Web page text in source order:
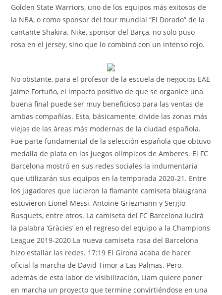
Golden State Warriors, uno de los equipos más exitosos de
la NBA, o como sponsor del tour mundial “El Dorado” de la
cantante Shakira. Nike, sponsor del Barça, no solo puso
rosa en el jersey, sino que lo combinó con un intenso rojo.
No obstante, para el profesor de la escuela de negocios EAE
Jaime Fortuño, el impacto positivo de que se organice una
buena final puede ser muy beneficioso para las ventas de
ambas compañías. Esta, básicamente, divide las zonas más
viejas de las áreas más modernas de la ciudad española.
Fue parte fundamental de la selección española que obtuvo
medalla de plata en los juegos olímpicos de Amberes. El FC
Barcelona mostró en sus redes sociales la indumentaria
que utilizarán sus equipos en la temporada 2020-21. Entre
los jugadores que lucieron la flamante camiseta blaugrana
estuvieron Lionel Messi, Antoine Griezmann y Sergio
Busquets, entre otros. La camiseta del FC Barcelona lucirá
la palabra ‘Gràcies’ en el regreso del equipo a la Champions
League 2019-2020 La nueva camiseta rosa del Barcelona
hizo estallar las redes. 17:19 El Girona acaba de hacer
oficial la marcha de David Timor a Las Palmas. Pero,
además de esta labor de visibilización, Liam quiere poner
en marcha un proyecto que termine convirtiéndose en una